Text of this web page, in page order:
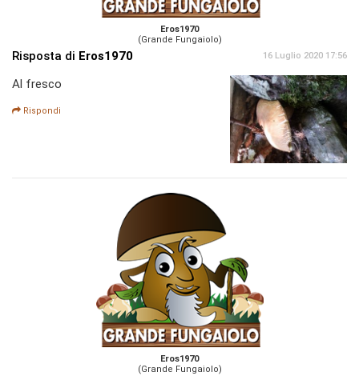
Eros1970
(Grande Fungaiolo)
Risposta di Eros1970 16 Luglio 2020 17:56
Al fresco
Rispondi
Eros1970
(Grande Fungaiolo)